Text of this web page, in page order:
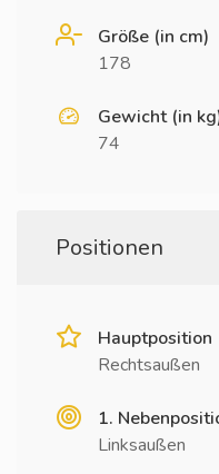
Größe (in cm)
178
Gewicht (in
74
Positionen
Hauptposition
Rechtsaußen
1.
Linksaußen